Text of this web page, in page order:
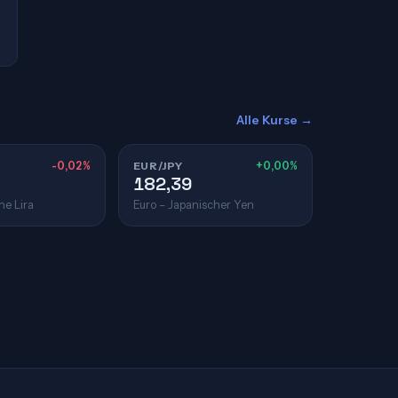
Alle Kurse →
-0,02%
Lira
EUR/JPY +0,00%
182,39
Euro – Japanischer Yen